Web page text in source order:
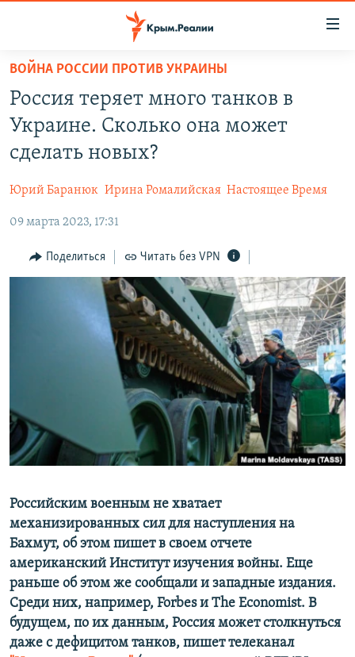
Вернуться
основному
содержанию
Вернутся
главной
навигации
Вернутся
поиску
СПЕЦПРОЕКТЫ
11 ЛЕТ ОККУПАЦИИ КРЫМА. 11 ИСТОРИЙ СОПРОТИВЛЕНИЯ
ВОДА
ЕЩЕ
ИНТЕРАКТИВ
ИНФОГРАФИКА
ТЕЛЕПРОЕКТ КРЫМ.РЕАЛИИ
СОВЕТЫ ПРАВОЗАЩИТНИКОВ
ПРОПАВШИЕ БЕЗ ВЕСТИ
ПОБЕДИТЕЛЕЙ НЕ СУДЯТ?
КРЫМ.НЕПОКОРЕННЫЙ
ELIFBE
УКРАИНСКАЯ ПРОБЛЕМА КРЫМА
РАДІО СВОБОДА
КАК ОБОЙТИ БЛОКИРОВКУ
ВОЙНА РОССИИ ПРОТИВ УКРАИНЫ
Россия теряет много танков в
Украине. Сколько она может
сделать новых?
Юрий Баранюк Ирина Ромалийская Настоящее Время
09 марта 2023, 17:31
Поделиться Читать без VPN
Российским военным не хватает
механизированных сил для наступления на
Бахмут, об этом пишет в своем отчете
американский Институт изучения войны. Еще
раньше об этом же сообщали и западные издания.
Среди них, например, Forbes и The Economist. В
будущем, по их данным, Россия может столкнуться
даже с дефицитом танков, пишет телеканал